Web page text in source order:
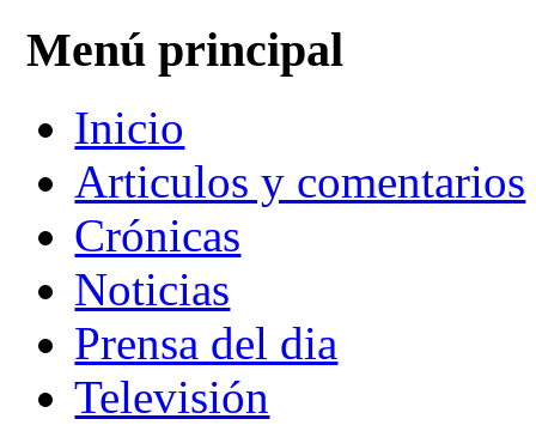
Menú principal
Inicio
Articulos y comentarios
Crónicas
Noticias
Prensa del dia
Televisión